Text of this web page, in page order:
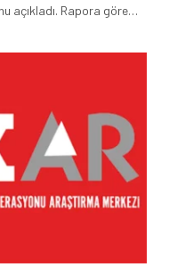
açıkladı. Rapora göre…